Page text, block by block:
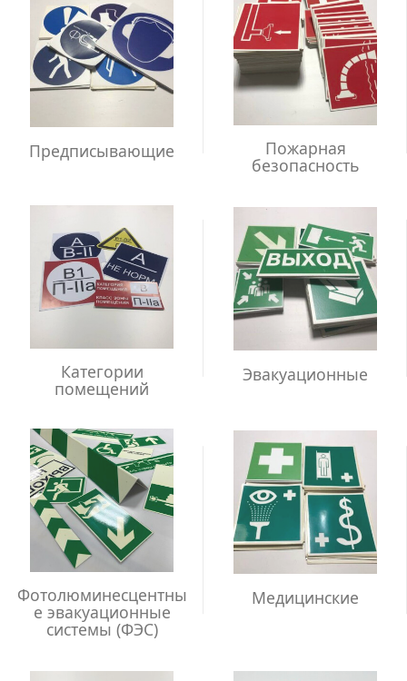
Предписывающие Пожарная
безопасность
Категории
помещений
Эвакуационные
Фотолюминесцентны
е эвакуационные
системы (ФЭС)
Медицинские